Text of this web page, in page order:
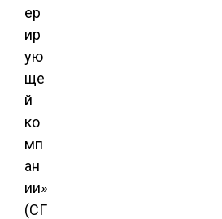
ер
ир
ую
ще
й
ко
мп
ан
ии»
(СГ